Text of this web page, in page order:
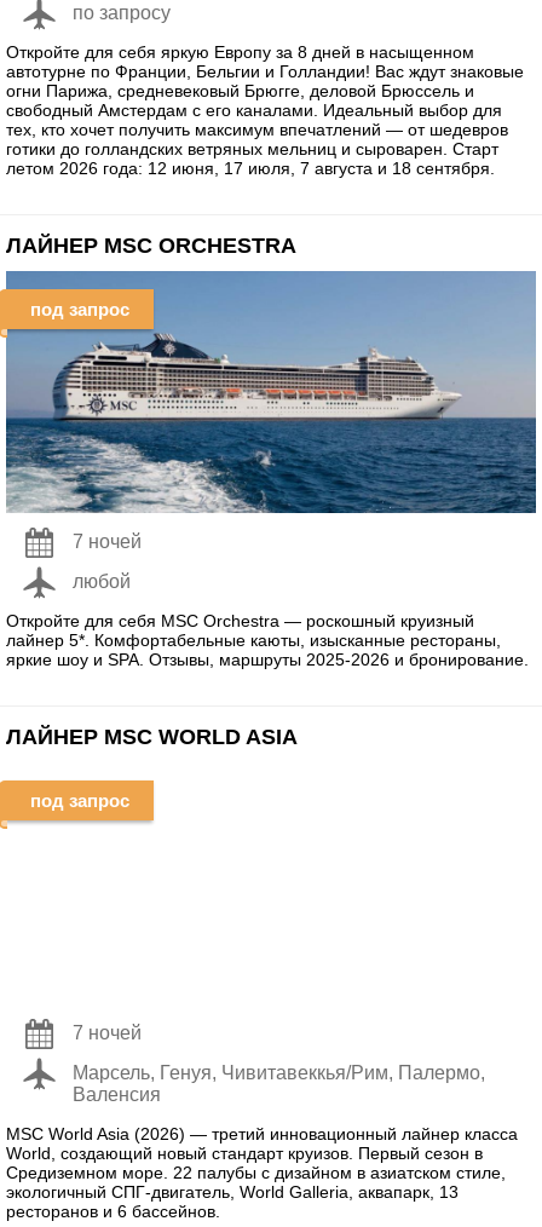
по запросу
Откройте для себя яркую Европу за 8 дней в насыщенном
автотурне по Франции, Бельгии и Голландии! Вас ждут знаковые
огни Парижа, средневековый Брюгге, деловой Брюссель и
свободный Амстердам с его каналами. Идеальный выбор для
тех, кто хочет получить максимум впечатлений — от шедевров
готики до голландских ветряных мельниц и сыроварен. Старт
летом 2026 года: 12 июня, 17 июля, 7 августа и 18 сентября.
ЛАЙНЕР MSC ORCHESTRA
под запрос
7 ночей
любой
Откройте для себя MSC Orchestra — роскошный круизный
лайнер 5*. Комфортабельные каюты, изысканные рестораны,
яркие шоу и SPA. Отзывы, маршруты 2025-2026 и бронирование.
ЛАЙНЕР MSC WORLD ASIA
под запрос
7 ночей
Марсель, Генуя, Чивитавеккья/Рим, Палермо,
Валенсия
MSC World Asia (2026) — третий инновационный лайнер класса
World, создающий новый стандарт круизов. Первый сезон в
Средиземном море. 22 палубы с дизайном в азиатском стиле,
экологичный СПГ-двигатель, World Galleria, аквапарк, 13
ресторанов и 6 бассейнов.